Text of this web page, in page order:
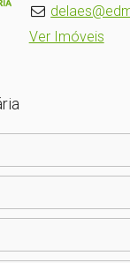
Ver Imóveis